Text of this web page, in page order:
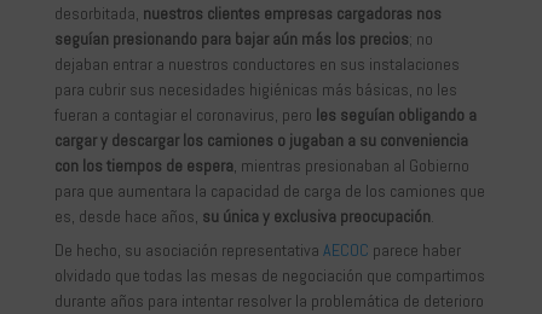
desorbitada, nuestros clientes empresas cargadoras nos
seguían presionando para bajar aún más los precios; no
dejaban entrar a nuestros conductores en sus instalaciones
para cubrir sus necesidades higiénicas más básicas, no les
fueran a contagiar el coronavirus, pero les seguían obligando a
cargar y descargar los camiones o jugaban a su conveniencia
con los tiempos de espera, mientras presionaban al Gobierno
para que aumentara la capacidad de carga de los camiones que
es, desde hace años, su única y exclusiva preocupación.
De hecho, su asociación representativa AECOC parece haber
olvidado que todas las mesas de negociación que compartimos
durante años para intentar resolver la problemática de deterioro